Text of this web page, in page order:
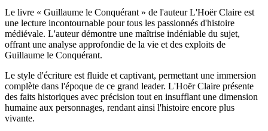
Le livre « Guillaume le Conquérant » de l'auteur L'Hoër Claire est
une lecture incontournable pour tous les passionnés d'histoire
médiévale. L'auteur démontre une maîtrise indéniable du sujet,
offrant une analyse approfondie de la vie et des exploits de
Guillaume le Conquérant.
Le style d'écriture est fluide et captivant, permettant une immersion
complète dans l'époque de ce grand leader. L'Hoër Claire présente
des faits historiques avec précision tout en insufflant une dimension
humaine aux personnages, rendant ainsi l'histoire encore plus
vivante.